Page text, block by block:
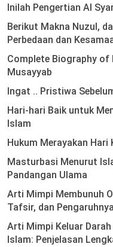
Inilah Pengertian Al
Berikut Makna Nuzul,
Perbedaan dan
Complete Biography of
Musayyab
Ingat .. Pristiwa
Hari-hari Baik untuk
Islam
Hukum Merayakan Hari
Masturbasi Menurut
Pandangan Ulama
Arti Mimpi Membunuh
Tafsir, dan Pengaruhnya
Arti Mimpi Keluar
Islam: Penjelasan